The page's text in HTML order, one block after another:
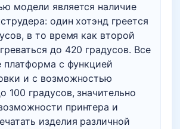
модели является наличие
один хотэнд греется
в то время как второй
до 420 градусов. Все
платформа с функцией
и с возможностью
100 градусов, значительно
принтера и
изделия различной